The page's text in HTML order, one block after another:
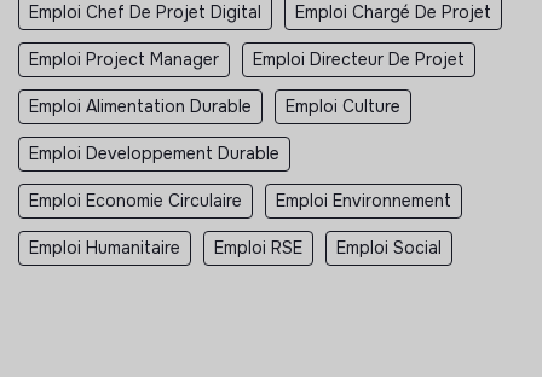
Emploi Chef De Projet Digital Emploi Chargé De Projet
Emploi Project Manager Emploi Directeur De Projet
Emploi Alimentation Durable Emploi Culture
Emploi Developpement Durable
Emploi Economie Circulaire Emploi Environnement
Emploi Humanitaire Emploi RSE Emploi Social